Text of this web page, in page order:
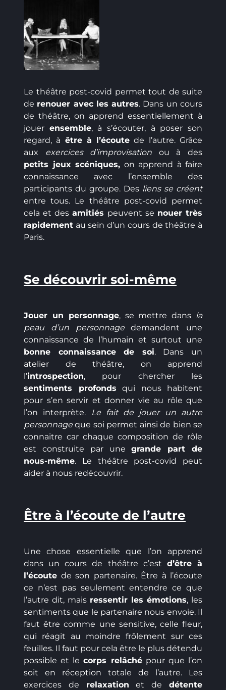
Le théâtre post-covid permet tout de suite
de renouer avec les autres. Dans un cours
de théâtre, on apprend essentiellement à
jouer ensemble, à s’écouter, à poser son
regard, à être à l’écoute de l’autre. Grâce
aux exercices d’improvisation ou à des
petits jeux scéniques, on apprend à faire
connaissance avec l’ensemble des
participants du groupe. Des liens se créent
entre tous. Le théâtre post-covid permet
cela et desamitiés peuvent se nouer très
rapidement au sein d’un cours de théâtre à
Paris.
Se découvrir soi-même
Jouer un personnage, se mettre dans la
peau d’un personnagedemandent une
connaissance de l’humain et surtout une
bonne connaissance de soi. Dans un
atelier de théâtre, on apprend
l’introspection, pour chercher les
sentiments profonds qui nous habitent
pour s’en servir et donner vie au rôle que
l’on interprète.
Le fait de jouer un autre
personnage que soi permet ainsi de bien se
connaitre car chaque composition de rôle
est construite par unegrande part de
nous-même. Le théâtre post-covid peut
aider à nous redécouvrir.
Être à l’écoute de l’autre
Une chose essentielle que l’on apprend
dans un cours de théâtre c’est d’être à
l’écoute de son partenaire. Être à l’écoute
ce n’est pas seulement entendre ce que
l’autre dit, mais ressentir les émotions, les
sentiments que le partenaire nous envoie. Il
faut être comme une sensitive, celle fleur,
qui réagit au moindre frôlement sur ces
feuilles. Il faut pour cela être le plus détendu
possible et lecorps relâchépour que l’on
soit en réception totale de l’autre. Les
exercices de relaxation et dedétente